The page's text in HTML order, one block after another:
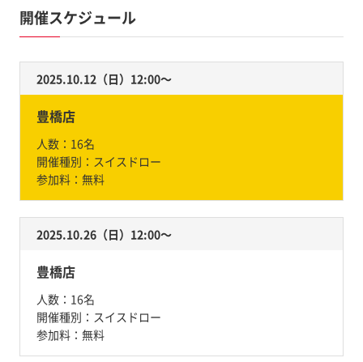
開催スケジュール
2025.10.12（日）12:00〜
豊橋店
人数： 16名
開催種別： スイスドロー
参加料： 無料
2025.10.26（日）12:00〜
豊橋店
人数： 16名
開催種別： スイスドロー
参加料： 無料